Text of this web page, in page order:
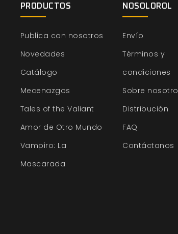
PRODUCTOS
Publica con nosotros
Novedades
Catálogo
Mecenazgos
Tales of the Valiant
Amor de Otro Mundo
Vampiro: La
Mascarada
NOSOLOROL
Envío
Términos y
condiciones
Sobre
Distribución
FAQ
Contáctanos